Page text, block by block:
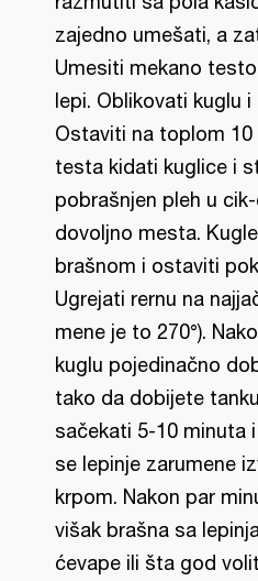
zajedno umešati, a
Umesiti mekano
lepi. Oblikovati kuglu
Ostaviti na toplom
testa kidati kuglice i
pobrašnjen pleh u
dovoljno mesta.
brašnom i ostaviti
Ugrejati rernu na
mene je to 270°).
kuglu pojedinačno
tako da dobijete
sačekati 5-10 minuta
se lepinje zarumene
krpom. Nakon par
višak brašna sa
ćevape ili šta god